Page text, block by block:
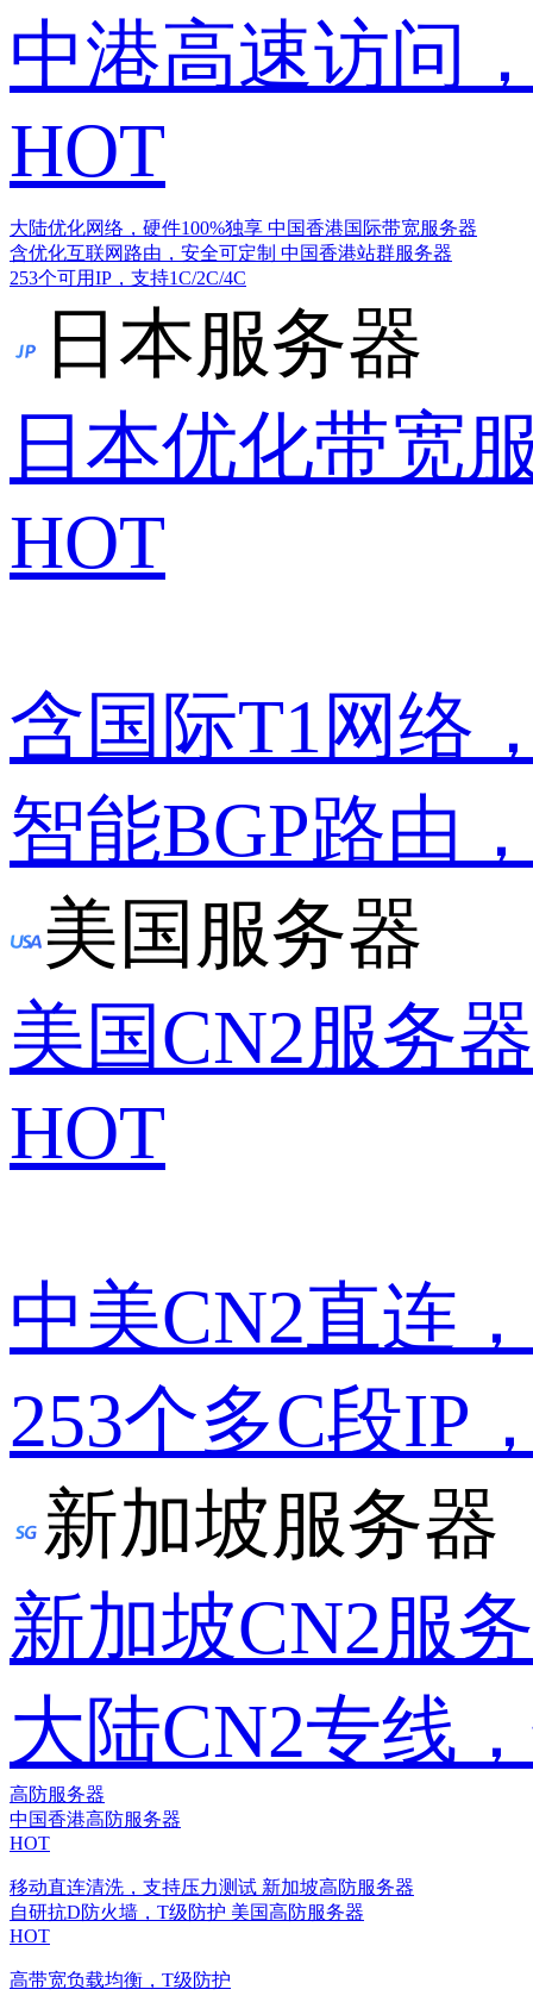
中港高速访问
HOT
大陆优化网络，硬件100%独享 中国香港国际带宽服务器
含优化互联网路由，安全可定制 中国香港站群服务器
253个可用IP，支持1C/2C/4C
日本服务器
日本优化带宽
HOT
含国际T1网络
智能BGP路由
美国服务器
美国CN2服务器
HOT
中美CN2直连
253个多C段IP
新加坡服务器
新加坡CN2服
大陆CN2专线
高防服务器
中国香港高防服务器
HOT
移动直连清洗，支持压力测试 新加坡高防服务器
自研抗D防火墙，T级防护 美国高防服务器
HOT
高带宽负载均衡，T级防护